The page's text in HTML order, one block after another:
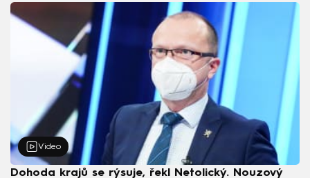
Video
Dohoda krajů se rýsuje, řekl Netolický. Nouzový